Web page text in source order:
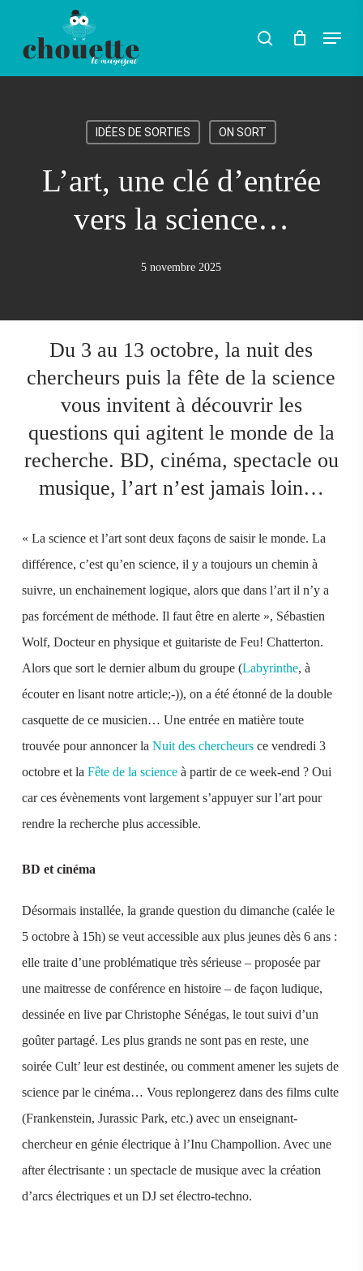
search Menu
IDÉES DE SORTIES ON SORT
L’art, une clé d’entrée
vers la science…
5 novembre 2025
Du 3 au 13 octobre, la nuit des
chercheurs puis la fête de la science
vous invitent à découvrir les
questions qui agitent le monde de la
recherche. BD, cinéma, spectacle ou
musique, l’art n’est jamais loin…
« La science et l’art sont deux façons de saisir le monde. La
différence, c’est qu’en science, il y a toujours un chemin à
suivre, un enchainement logique, alors que dans l’art il n’y a
pas forcément de méthode. Il faut être en alerte », Sébastien
Wolf, Docteur en physique et guitariste de Feu! Chatterton.
Alors que sort le dernier album du groupe (Labyrinthe, à
écouter en lisant notre article;-)), on a été étonné de la double
casquette de ce musicien… Une entrée en matière toute
trouvée pour annoncer la Nuit des chercheursce vendredi 3
octobre et la Fête de la scienceà partir de ce week-end ? Oui
car ces évènements vont largement s’appuyer sur l’art pour
rendre la recherche plus accessible.
BD et cinéma
Désormais installée, la grande question du dimanche (calée le
5 octobre à 15h) se veut accessible aux plus jeunes dès 6 ans :
elle traite d’une problématique très sérieuse – proposée par
une maitresse de conférence en histoire – de façon ludique,
dessinée en live par Christophe Sénégas, le tout suivi d’un
goûter partagé. Les plus grands ne sont pas en reste, une
soirée Cult’ leur est destinée, ou comment amener les sujets de
science par le cinéma… Vous replongerez dans des films culte
(Frankenstein, Jurassic Park, etc.) avec un enseignant-
chercheur en génie électrique à l’Inu Champollion. Avec une
after électrisante : un spectacle de musique avec la création
d’arcs électriques et un DJ set électro-techno.